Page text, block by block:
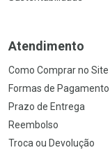
Atendimento
Como Comprar no Site
Formas de Pagamento
Prazo de Entrega
Reembolso
Troca ou Devolução